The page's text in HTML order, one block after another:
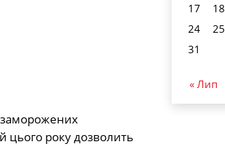
заморожених
цього року дозволить
17
18
24
25
31
« Лип